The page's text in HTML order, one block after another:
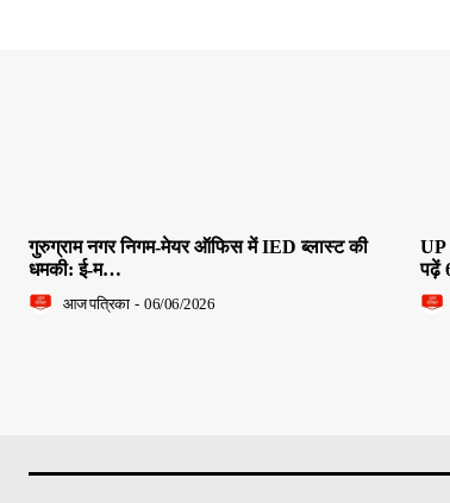
गुरुग्राम नगर निगम-मेयर ऑफिस में IED ब्लास्ट की
धमकी: ई-म…
आज पत्रिका - 06/06/2026
UP
पढ़ें